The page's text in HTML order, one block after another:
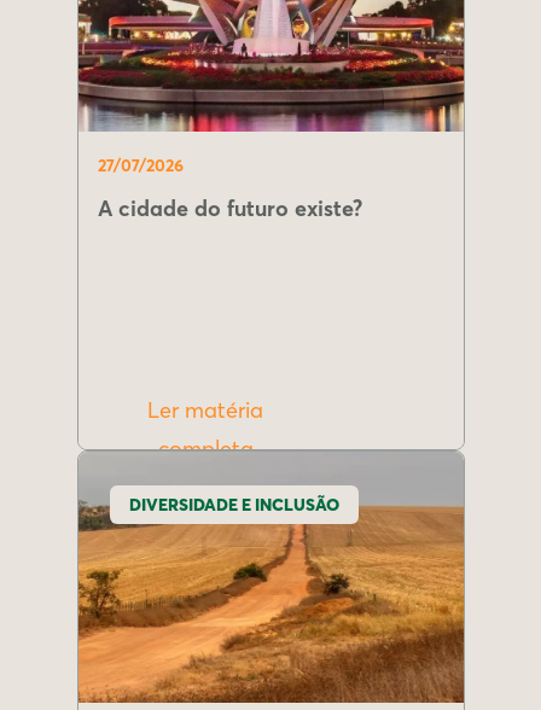
27/07/2026
A cidade do futuro existe?
Ler matéria
completa
DIVERSIDADE E INCLUSÃO